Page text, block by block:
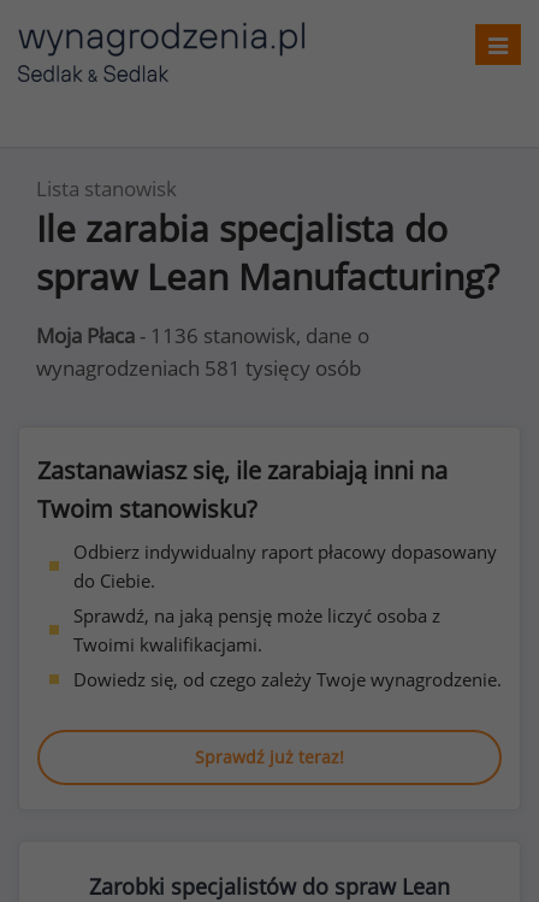
Lista stanowisk
Ile zarabia specjalista do
spraw Lean Manufacturing?
Moja Płaca - 1136 stanowisk, dane o
wynagrodzeniach 581 tysięcy osób
Zastanawiasz się, ile zarabiają inni na
Twoim stanowisku?
Odbierz indywidualny raport płacowy dopasowany
do Ciebie.
Sprawdź, na jaką pensję może liczyć osoba z
Twoimi kwalifikacjami.
Dowiedz się, od czego zależy Twoje wynagrodzenie.
Sprawdź już teraz!
Zarobki specjalistów do spraw Lean